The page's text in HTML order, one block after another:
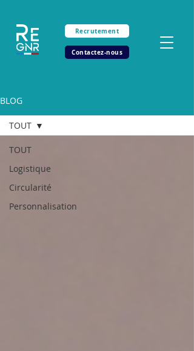
Recrutement
Contactez-nous
BLOG
TOUT
Logistique
Circularité
Personnalisation
TOUT